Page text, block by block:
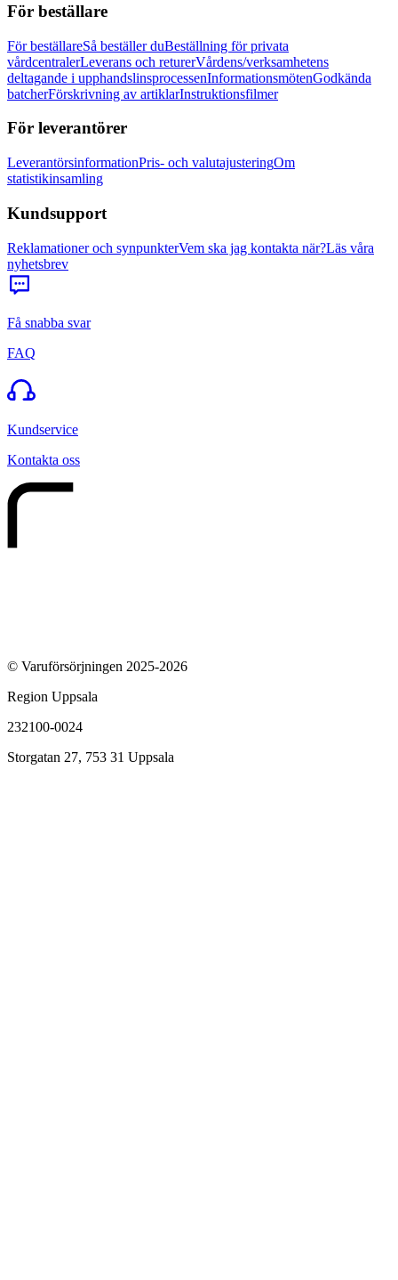
För beställare
För beställareSå beställer duBeställning för privata
vårdcentralerLeverans och returerVårdens/verksamhetens
deltagande i upphandslinsprocessenInformationsmötenGodkända
batcherFörskrivning av artiklarInstruktionsfilmer
För leverantörer
LeverantörsinformationPris- och valutajusteringOm
statistikinsamling
Kundsupport
Reklamationer och synpunkterVem ska jag kontakta när?Läs våra
nyhetsbrev
Få snabba svar
FAQ
Kundservice
Kontakta oss
© Varuförsörjningen 2025-2026
Region Uppsala
232100-0024
Storgatan 27, 753 31 Uppsala